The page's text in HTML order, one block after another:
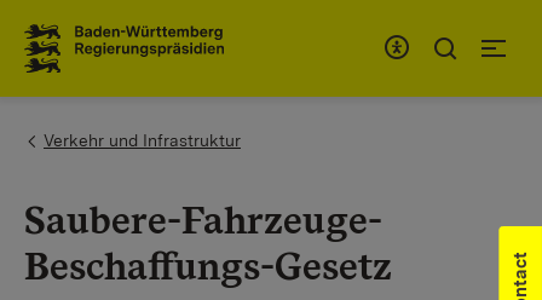
You are here:
Verkehr und Infrastruktur
Saubere-Fahrzeuge-
Beschaffungs-Gesetz